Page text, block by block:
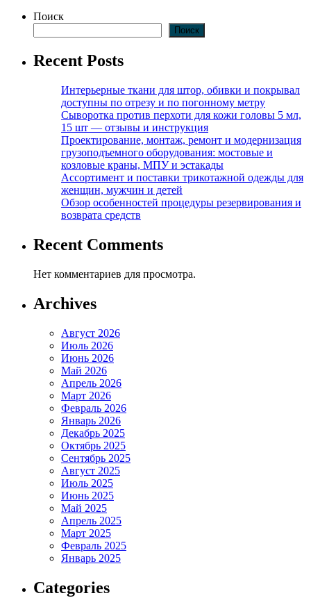
Поиск
Поиск
Recent Posts
Интерьерные ткани для штор, обивки и покрывал
доступны по отрезу и по погонному метру
Сыворотка против перхоти для кожи головы 5 мл,
15 шт — отзывы и инструкция
Проектирование, монтаж, ремонт и модернизация
грузоподъемного оборудования: мостовые и
козловые краны, МПУ и эстакады
Ассортимент и поставки трикотажной одежды для
женщин, мужчин и детей
Обзор особенностей процедуры резервирования и
возврата средств
Recent Comments
Нет комментариев для просмотра.
Archives
Август 2026
Июль 2026
Июнь 2026
Май 2026
Апрель 2026
Март 2026
Февраль 2026
Январь 2026
Декабрь 2025
Октябрь 2025
Сентябрь 2025
Август 2025
Июль 2025
Июнь 2025
Май 2025
Апрель 2025
Март 2025
Февраль 2025
Январь 2025
Categories